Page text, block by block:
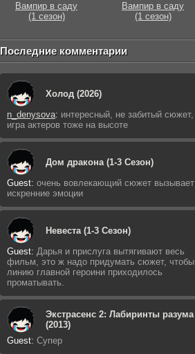
Вампир в саду
(1 сезон)
Вампир в саду
(1 сезон)
Последние комментарии
Холод (2026)
n_denysova: интересный, не забитый сюжет,
игра актеров тоже на высоте
Дом дракона (1-3 Сезон)
Guest: очень вовлекающий сюжет вызывает
искренние эмоции
Невеста (1-3 Сезон)
Guest: Дарья и прислуга вытягивают весь
фильм, это ж надо придумать сюжет, чтобы
линию главной героини приходилось
проматывать.
Экстрасенс 2: Лабиринты разума
(2013)
Guest: Супер